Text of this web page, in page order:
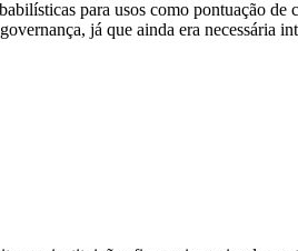
para usos como pontuação de
já que ainda era necessária